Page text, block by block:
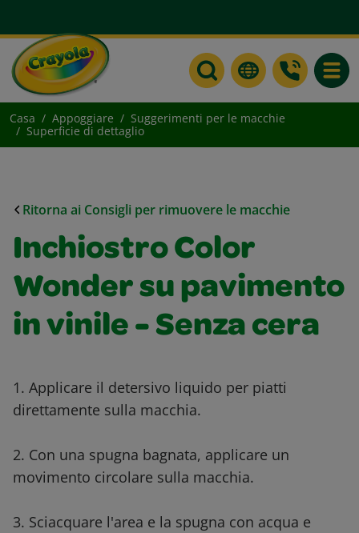
Casa Appoggiare
Suggerimenti per le macchie
Superficie di dettaglio
Ritorna ai Consigli per rimuovere le macchie
Inchiostro Color
Wonder su pavimento
in vinile - Senza cera
1. Applicare il detersivo liquido per piatti
direttamente sulla macchia.
2. Con una spugna bagnata, applicare un
movimento circolare sulla macchia.
3. Sciacquare l'area e la spugna con acqua e